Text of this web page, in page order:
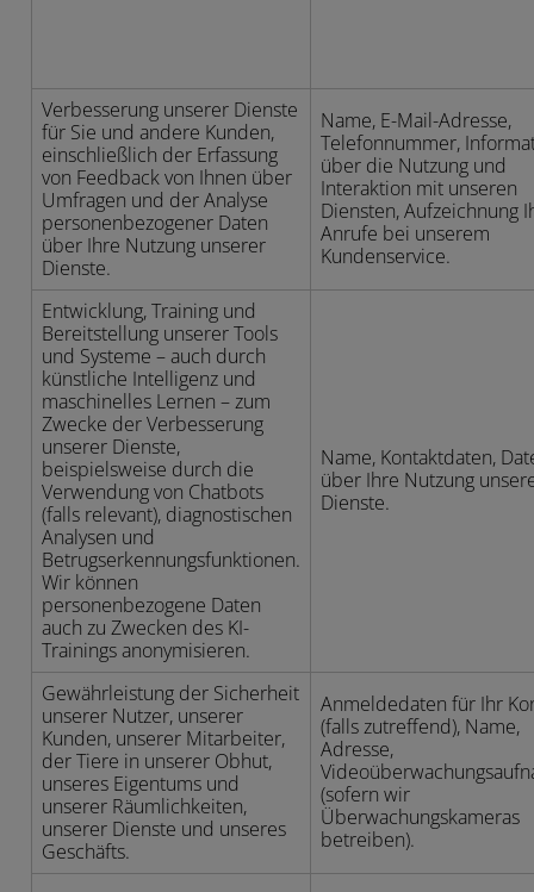
Verbesserung unserer Dienste
für Sie und andere Kunden,
einschließlich der Erfassung
von Feedback von Ihnen über
Umfragen und der Analyse
personenbezogener Daten
über Ihre Nutzung unserer
Dienste.
Name, E-Mail-Adresse,
Telefonnummer,
über die Nutzung und
Interaktion mit unseren
Diensten, Aufzeichnung
Anrufe bei unserem
Kundenservice.
Entwicklung, Training und
Bereitstellung unserer Tools
und Systeme – auch durch
künstliche Intelligenz und
maschinelles Lernen – zum
Zwecke der Verbesserung
unserer Dienste,
beispielsweise durch die
Verwendung von Chatbots
(falls relevant), diagnostischen
Analysen und
Betrugserkennungsfunktionen.
Wir können
personenbezogene Daten
auch zu Zwecken des KI-
Trainings anonymisieren.
Name, Kontaktdaten,
über Ihre Nutzung
Dienste.
Gewährleistung der Sicherheit
unserer Nutzer, unserer
Kunden, unserer Mitarbeiter,
der Tiere in unserer Obhut,
unseres Eigentums und
unserer Räumlichkeiten,
unserer Dienste und unseres
Geschäfts.
Anmeldedaten für Ihr
(falls zutreffend), Name,
Adresse,
(sofern wir
Überwachungskameras
betreiben).